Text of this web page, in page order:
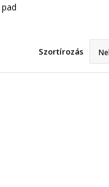
Szortírozás